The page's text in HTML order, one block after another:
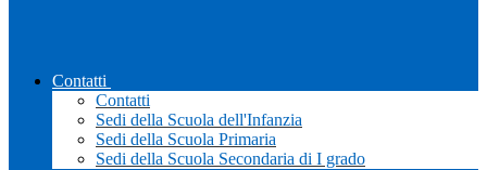
Contatti
Contatti
Sedi della Scuola dell'Infanzia
Sedi della Scuola Primaria
Sedi della Scuola Secondaria di I grado